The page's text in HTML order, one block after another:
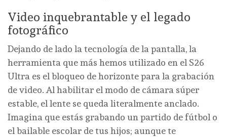
Video inquebrantable y el legado
fotográfico
Dejando de lado la tecnología de la pantalla, la
herramienta que más hemos utilizado en el S26
Ultra es el bloqueo de horizonte para la grabación
de video. Al habilitar el modo de cámara súper
estable, el lente se queda literalmente anclado.
Imagina que estás grabando un partido de fútbol o
el bailable escolar de tus hijos; aunque te